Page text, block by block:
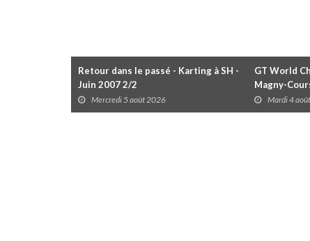
Retour dans le passé - Karting à SH -
Juin 2007 2/2
Mercredi 5 août 2026
GT World
Magny-
Mardi 4